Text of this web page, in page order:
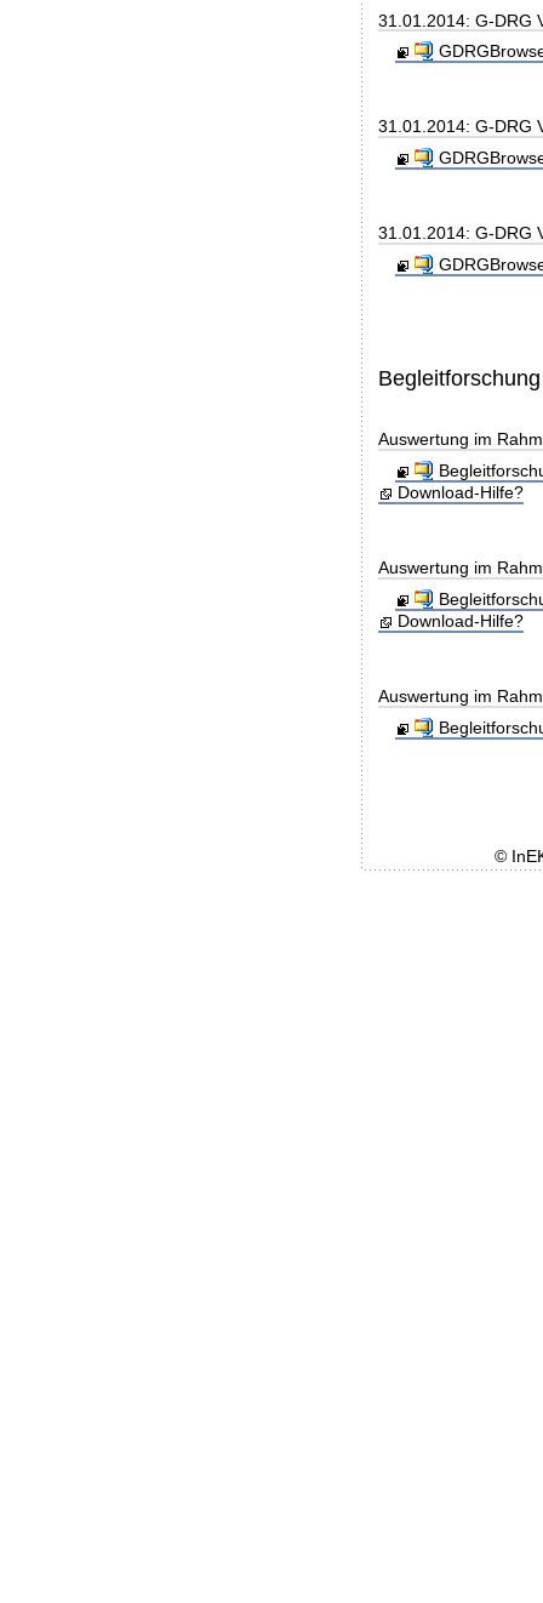
31.01.2014: G-DRG
31.01.2014: G-DRG
31.01.2014: G-DRG
Begleitforschung
Auswertung im
Download-Hilfe?
Auswertung im
Download-Hilfe?
Auswertung im
©